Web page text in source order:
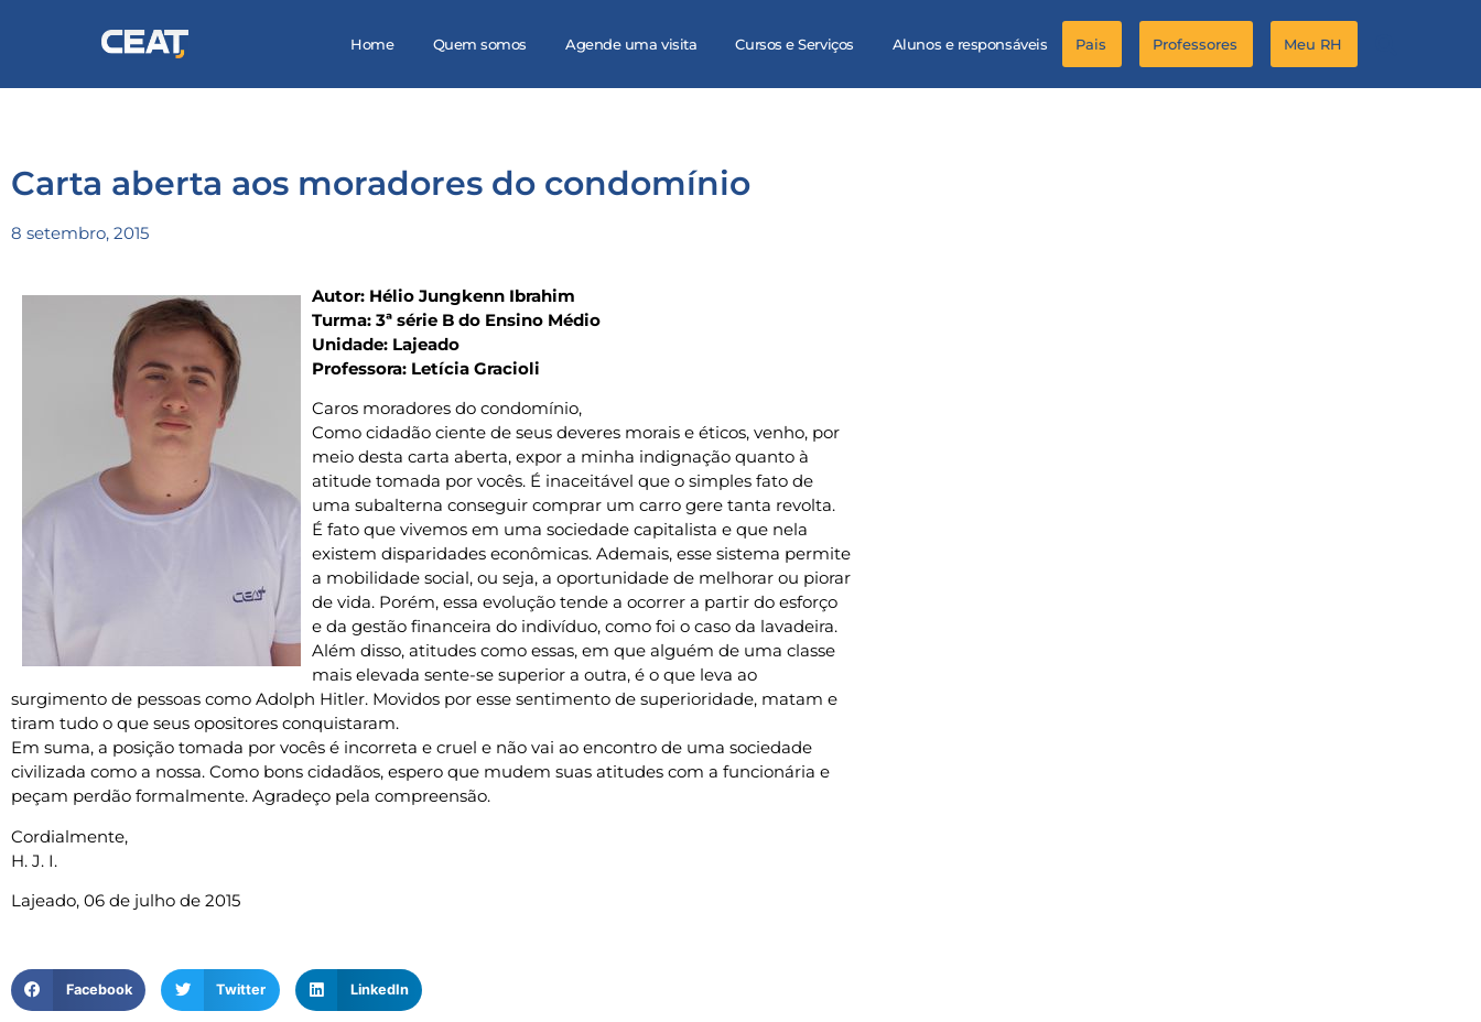
Home Quem somos Agende uma visita Cursos e Serviços Alunos e responsáveis Pais Professores Meu RH
Carta aberta aos moradores do condomínio
8 setembro, 2015
Autor: Hélio Jungkenn Ibrahim
Turma: 3ª série B do Ensino Médio
Unidade: Lajeado
Professora: Letícia Gracioli
Caros moradores do condomínio,
Como cidadão ciente de seus deveres morais e éticos, venho, por
meio desta carta aberta, expor a minha indignação quanto à
atitude tomada por vocês. É inaceitável que o simples fato de
uma subalterna conseguir comprar um carro gere tanta revolta.
É fato que vivemos em uma sociedade capitalista e que nela
existem disparidades econômicas. Ademais, esse sistema permite
a mobilidade social, ou seja, a oportunidade de melhorar ou piorar
de vida. Porém, essa evolução tende a ocorrer a partir do esforço
e da gestão financeira do indivíduo, como foi o caso da lavadeira.
Além disso, atitudes como essas, em que alguém de uma classe
mais elevada sente-se superior a outra, é o que leva ao
surgimento de pessoas como Adolph Hitler. Movidos por esse sentimento de superioridade, matam e
tiram tudo o que seus opositores conquistaram.
Em suma, a posição tomada por vocês é incorreta e cruel e não vai ao encontro de uma sociedade
civilizada como a nossa. Como bons cidadãos, espero que mudem suas atitudes com a funcionária e
peçam perdão formalmente. Agradeço pela compreensão.
Cordialmente,
H. J. I.
Lajeado, 06 de julho de 2015
Facebook Twitter LinkedIn